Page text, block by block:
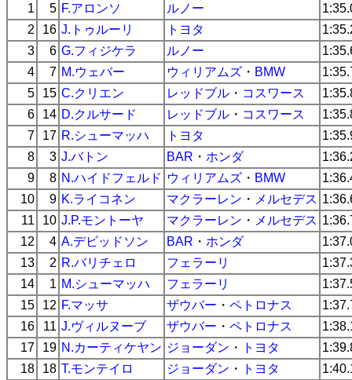
1
5 F.アロンソ ルノー
2
16 J.トゥルーリ トヨタ
3
6 G.フィジケラ ルノー
4
7 M.ウェバー ウィリアムズ ・ BMW
5
15 C.クリエン レッドブル ・ コスワース
6
14 D.クルサード レッドブル ・ コスワース
7
17 R.シューマッハ トヨタ
8
3 J.バトン BAR ・ ホンダ
9
8 N.ハイドフェルド ウィリアムズ ・ BMW
10
9 K.ライコネン マクラーレン ・ メルセデス
11
10 J.P.モントーヤ マクラーレン ・ メルセデス
12
4 A.デビッドソン BAR ・ ホンダ
13
2 R.バリチェロ フェラーリ
14
1 M.シューマッハ フェラーリ
15
12 F.マッサ ザウバー ・ ペトロナス
16
11 J.ヴィルヌーブ ザウバー ・ ペトロナス
17
19 N.カーティケヤン ジョーダン ・ トヨタ
18
18 T.モンテイロ ジョーダン ・ トヨタ